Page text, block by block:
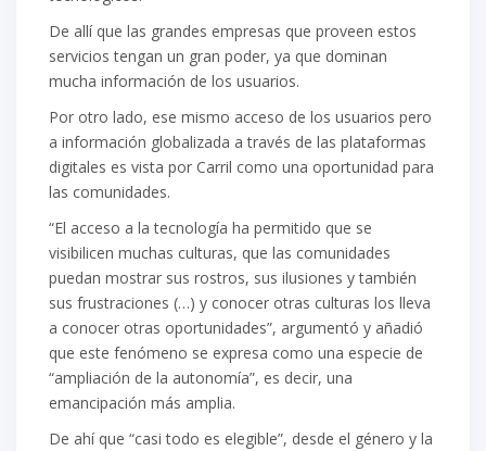
De allí que las grandes empresas que proveen estos
servicios tengan un gran poder, ya que dominan
mucha información de los usuarios.
Por otro lado, ese mismo acceso de los usuarios pero
a información globalizada a través de las plataformas
digitales es vista por Carril como una oportunidad para
las comunidades.
“El acceso a la tecnología ha permitido que se
visibilicen muchas culturas, que las comunidades
puedan mostrar sus rostros, sus ilusiones y también
sus frustraciones (…) y conocer otras culturas los lleva
a conocer otras oportunidades”, argumentó y añadió
que este fenómeno se expresa como una especie de
“ampliación de la autonomía”, es decir, una
emancipación más amplia.
De ahí que “casi todo es elegible”, desde el género y la